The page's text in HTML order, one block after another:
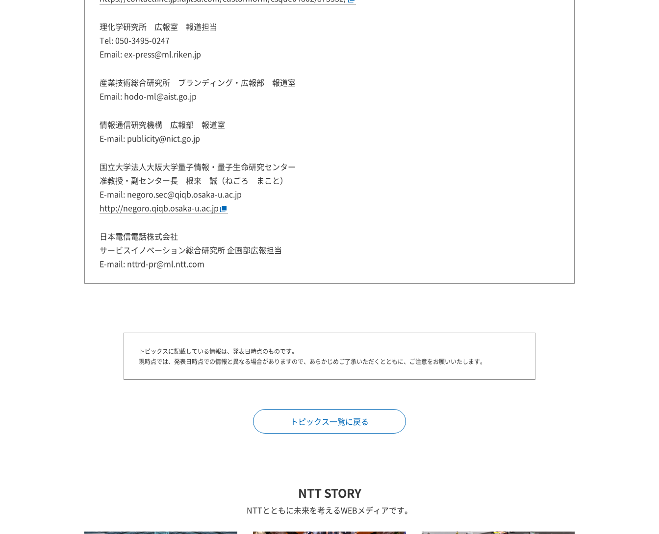
理化学研究所 広報室 報道担当
Tel: 050-3495-0247
Email: ex-press@ml.riken.jp
産業技術総合研究所 ブランディング・広報部 報道室
Email: hodo-ml@aist.go.jp
情報通信研究機構 広報部 報道室
E-mail: publicity@nict.go.jp
国立大学法人大阪大学量子情報・量子生命研究センター
准教授・副センター長 根来 誠（ねごろ まこと）
E-mail: negoro.sec@qiqb.osaka-u.ac.jp
http://negoro.qiqb.osaka-u.ac.jp
日本電信電話株式会社
サービスイノベーション総合研究所 企画部広報担当
E-mail: nttrd-pr@ml.ntt.com
トピックスに記載している情報は、発表日時点のものです。
現時点では、発表日時点での情報と異なる場合がありますので、あらかじめご了承いただくとともに、ご注意をお願いいたします。
トピックス一覧に戻る
NTT STORY
NTTとともに未来を考えるWEBメディアです。